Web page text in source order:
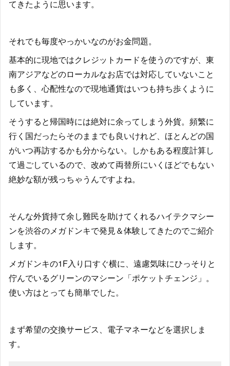
てきたように思います。
それでも毎度やっかいなのがお金問題。
基本的に現地ではクレジットカードを使うのですが、東
南アジアなどのローカルなお店では対応していないこと
も多く、心配性なので現地通貨はいつも持ち歩くように
しています。
そうすると帰国時には絶対に余ってしまう外貨。頻繁に
行く国だったらそのままでも良いけれど、ほとんどの国
がいつ再訪するかも分からない。しかもある程度計算し
て過ごしているので、改めて両替所にいくほどでもない
絶妙な額が残っちゃうんですよね。
そんな外貨持て余し難民を助けてくれるハイテクマシー
ンを渋谷のメガドンキで発見＆体験してきたのでご紹介
します。
メガドンキの1F入り口すぐ横に、遠慮気味にひっそりと
佇んでいるグリーンのマシーン「ポケットチェンジ」。
使い方はとっても簡単でした。
まず希望の交換サービス、電子マネーなどを選択しま
す。